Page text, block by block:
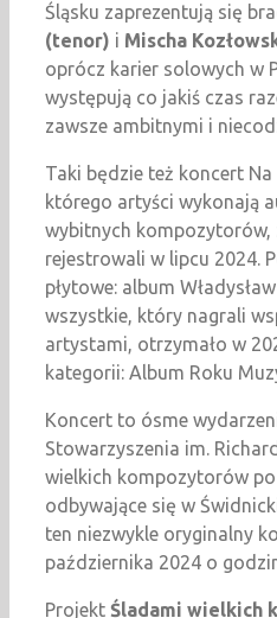
Śląsku zaprezentują się
(tenor) i Mischa
oprócz karier solowych w
występują co jakiś czas
zawsze ambitnymi i
Taki będzie też koncert
którego artyści wykonają
wybitnych kompozytorów,
rejestrowali w lipcu 2024.
płytowe: album
wszystkie, który nagrali
artystami, otrzymało w
kategorii: Album Roku
Koncert to ósme
Stowarzyszenia im.
wielkich kompozytorów
odbywające się w
ten niezwykle oryginalny
października 2024 o
Projekt Śladami wielkich